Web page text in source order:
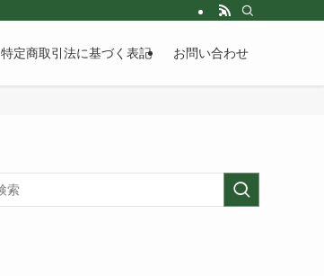
特定商取引法に基づく表記 お問い合わせ